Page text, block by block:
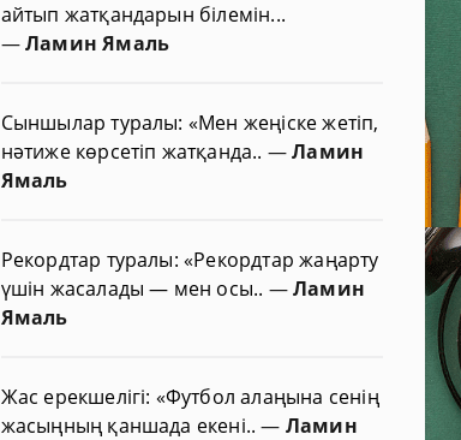
айтып жатқандарын білемін...
—Ламин Ямаль
Сыншылар туралы: «Мен жеңіске жетіп,
нәтиже көрсетіп жатқанда.. —Ламин
Ямаль
Рекордтар туралы: «Рекордтар жаңарту
үшін жасалады — мен осы.. —Ламин
Ямаль
Жас ерекшелігі: «Футбол алаңына сенің
жасыңның қаншада екені..— Ламин